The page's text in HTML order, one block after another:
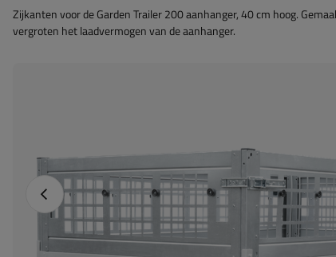
Zijkanten voor de Garden Trailer 200 aanhanger, 40 cm hoog.
vergroten het laadvermogen van de aanhanger.
Vorige foto